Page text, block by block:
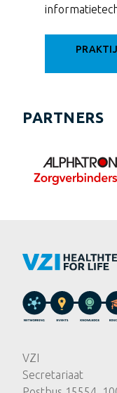
PARTNERS
VZI
Secretariaat